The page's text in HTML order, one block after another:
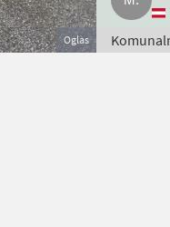
Oglas